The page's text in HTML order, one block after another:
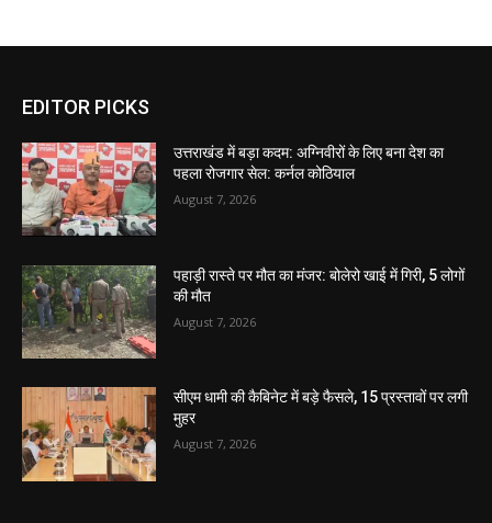
EDITOR PICKS
उत्तराखंड में बड़ा कदम: अग्निवीरों के लिए बना देश का
पहला रोजगार सेल: कर्नल कोठियाल
August 7, 2026
पहाड़ी रास्ते पर मौत का मंजर: बोलेरो खाई में गिरी, 5 लोगों
की मौत
August 7, 2026
सीएम धामी की कैबिनेट में बड़े फैसले, 15 प्रस्तावों पर लगी
मुहर
August 7, 2026